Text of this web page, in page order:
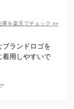
庫を楽天でチェック >>
ブランドロゴを
着用しやすいで